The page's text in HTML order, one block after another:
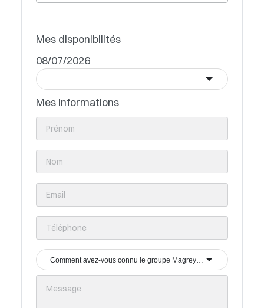
Mes disponibilités
08/07/2026
----
Mes informations
Comment avez-vous connu le groupe Magrey & Sons ?